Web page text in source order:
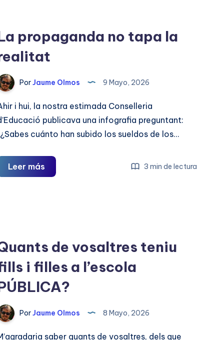
gran
una
vaga
propaganda no tapa la
PorJaume Olmos 9 Mayo, 2026
i hui, la nostra estimada Conselleria
publicava una infografia preguntant:
cuánto han subido los sueldos de los…
Leer más
propaganda
3 min de lectura
de vosaltres teniu
i filles a l’escola
PorJaume Olmos 8 Mayo, 2026
saber quants de vosaltres, dels que